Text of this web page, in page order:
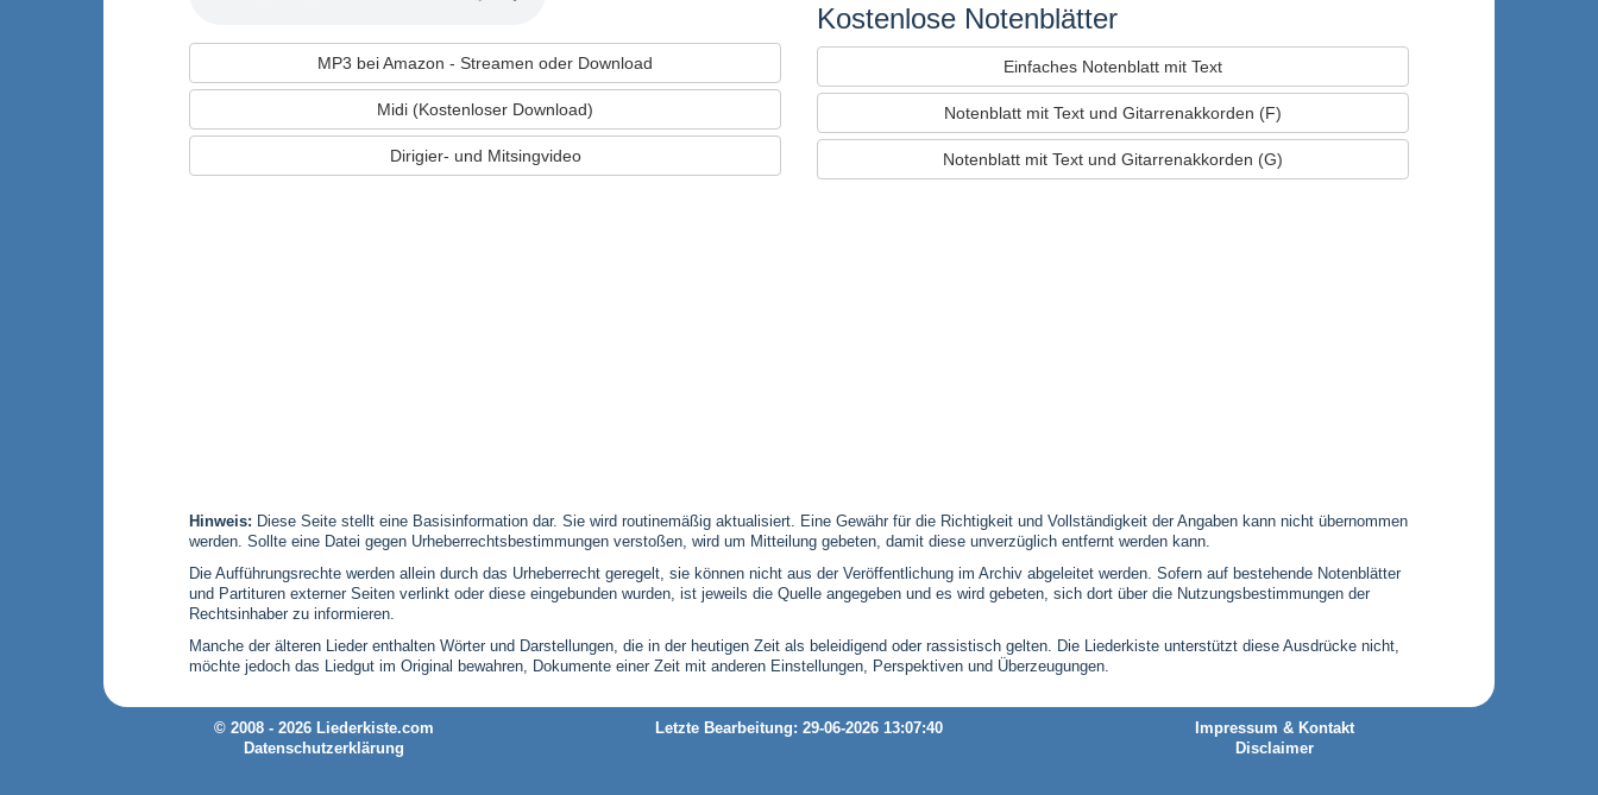
MP3 bei Amazon - Streamen oder Download
Midi (Kostenloser Download)
Dirigier- und Mitsingvideo
Kostenlose Notenblätter
Einfaches Notenblatt mit Text
Notenblatt mit Text und Gitarrenakkorden (F)
Notenblatt mit Text und Gitarrenakkorden (G)
Hinweis: Diese Seite stellt eine Basisinformation dar. Sie wird routinemäßig aktualisiert. Eine Gewähr für die Richtigkeit und Vollständigkeit der Angaben kann nicht übernommen
werden. Sollte eine Datei gegen Urheberrechtsbestimmungen verstoßen, wird um Mitteilung gebeten, damit diese unverzüglich entfernt werden kann.
Die Aufführungsrechte werden allein durch das Urheberrecht geregelt, sie können nicht aus der Veröffentlichung im Archiv abgeleitet werden. Sofern auf bestehende Notenblätter
und Partituren externer Seiten verlinkt oder diese eingebunden wurden, ist jeweils die Quelle angegeben und es wird gebeten, sich dort über die Nutzungsbestimmungen der
Rechtsinhaber zu informieren.
Manche der älteren Lieder enthalten Wörter und Darstellungen, die in der heutigen Zeit als beleidigend oder rassistisch gelten. Die Liederkiste unterstützt diese Ausdrücke nicht,
möchte jedoch das Liedgut im Original bewahren, Dokumente einer Zeit mit anderen Einstellungen, Perspektiven und Überzeugungen.
© 2008 - 2026 Liederkiste.com Letzte Bearbeitung: 29-06-2026 13:07:40
Impressum & Kontakt
Datenschutzerklärung
Disclaimer